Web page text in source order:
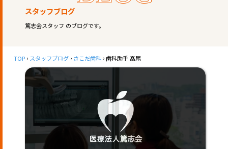
スタッフブログ
篤志会スタッフ のブログです。
TOP スタッフブログ さこだ歯科 歯科助手 髙尾